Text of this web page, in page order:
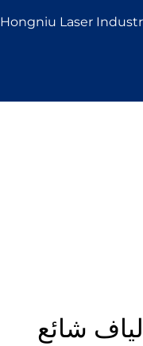
Hongniu Laser
شائع